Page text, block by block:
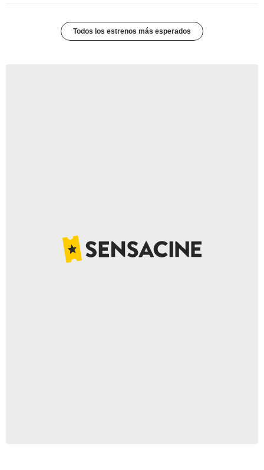
Todos los estrenos más esperados